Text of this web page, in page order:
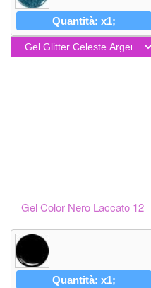
Quantità: x1;
Gel Color Nero Laccato 12
Quantità: x1;